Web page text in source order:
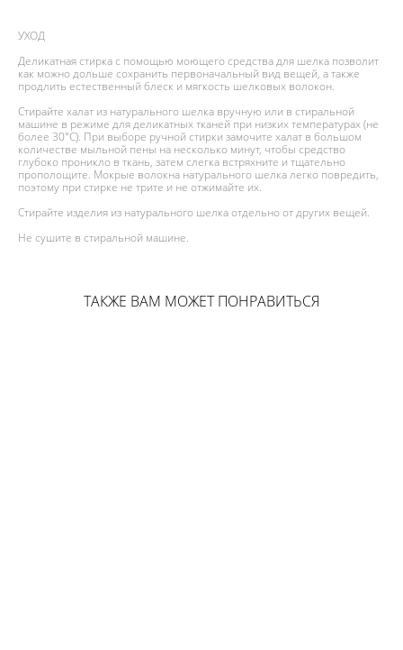
УХОД
Деликатная стирка с помощью моющего средства для шелка позволит
как можно дольше сохранить первоначальный вид вещей, а также
продлить естественный блеск и мягкость шелковых волокон.
Стирайте халат из натурального шелка вручную или в стиральной
машине в режиме для деликатных тканей при низких температурах (не
более 30°С). При выборе ручной стирки замочите халат в большом
количестве мыльной пены на несколько минут, чтобы средство
глубоко проникло в ткань, затем слегка встряхните и тщательно
прополощите. Мокрые волокна натурального шелка легко повредить,
поэтому при стирке не трите и не отжимайте их.
Стирайте изделия из натурального шелка отдельно от других вещей.
Не сушите в стиральной машине.
ТАКЖЕ ВАМ МОЖЕТ ПОНРАВИТЬСЯ